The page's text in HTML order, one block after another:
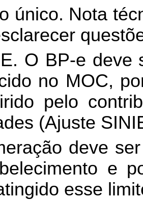
único. Nota
O BP-e deve
no MOC,
pelo
(Ajuste
deve
e
esse